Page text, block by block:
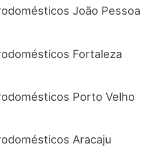
João Pessoa
Fortaleza
Porto Velho
Aracaju